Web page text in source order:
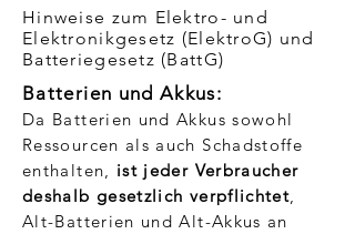
Hinweise zum Elektro- und
Elektronikgesetz (ElektroG) und
Batteriegesetz (BattG)
Batterien und Akkus:
Da Batterien und Akkus sowohl
Ressourcen als auch Schadstoffe
enthalten,
ist jeder Verbraucher
deshalb gesetzlich verpflichtet
Alt-Batterien und Alt-Akkus an